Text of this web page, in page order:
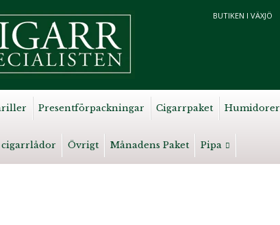
BUTIKEN I VÄXJÖ
Presentförpackningar Cigarrpaket Humidorer
Övrigt Månadens Paket Pipa